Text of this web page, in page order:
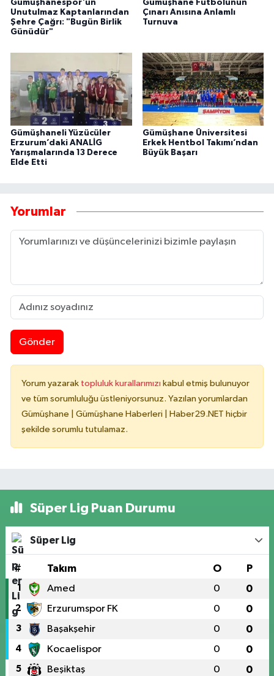
Gümüşhanespor'un
Unutulmaz Kaptanlarından
Şehre Çağrı: "Bugün Birlik
Günüdür"
Gümüşhane Futbolunun
Çınarı Anısına Anlamlı
Turnuva
Gümüşhaneli Yüzücüler
Erzurum’daki ANALİG
Yarışmalarında 13 Derece
Elde Etti
Gümüşhane Üniversitesi
Erkek Hentbol Takımı’ndan
Büyük Başarı
Yorumlar
Gönder
Yorum yazarak topluluk kurallarımızı kabul etmiş bulunuyor
ve tüm sorumluluğu üstleniyorsunuz. Yazılan yorumlardan
Gümüşhane | Gümüşhane Haberleri | Haber29.NET hiçbir
şekilde sorumlu tutulamaz.
Süper Lig Puan Durumu
Süper Lig
# Takım O P
1 Amed 0 0
2 Erzurumspor FK 0 0
3 Başakşehir 0 0
4 Kocaelispor 0 0
5 Beşiktaş 0 0